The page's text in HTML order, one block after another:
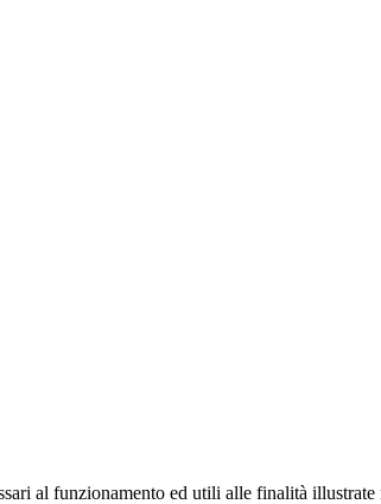
al funzionamento ed utili alle finalità illustrate